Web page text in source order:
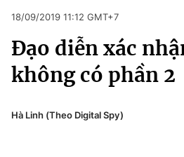
Chuyên mục
Chính trị
Pháp luật
Kinh tế
Thể thao
Truyền hình
Y tế
18/09/2019 11:12 GMT+7
Đạo diễn xác
không có phần 2
Hà Linh (Theo Digital Spy)